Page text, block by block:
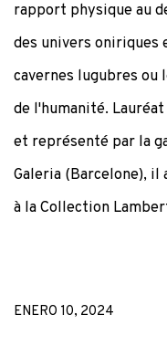
rapport physique au
des univers oniriques
cavernes lugubres ou
de l'humanité.
et représenté par la
Galeria (Barcelone), il
à la Collection
ENERO 10, 2024